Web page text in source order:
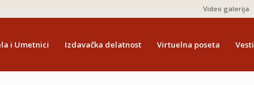
Video galerija
i Umetnici Izdavačka delatnost Virtuelna poseta Vesti